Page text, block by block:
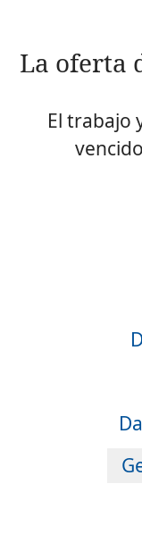
La oferta
El trabajo